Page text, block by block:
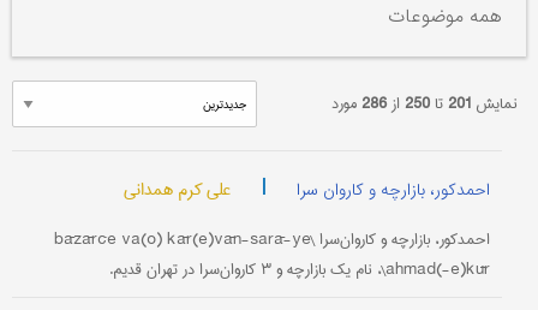
همه موضوعات
نمایش 201تا250 از286مورد
احمدکور، بازارچه و کاروان سرا | علی کرم همدانی
احمدکور، بازارچه و کاروان‌سرا \bāzārče va(o) kār(e)vān-sarā-ye
ahmad(-e)kūr\، نام یک بازارچه و ۳ کاروان‌سرا در تهران قدیم.